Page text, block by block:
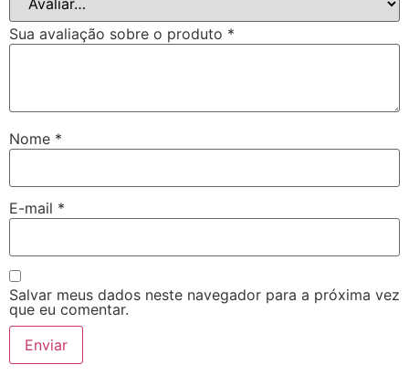
Sua avaliação sobre o produto *
Nome *
E-mail *
Salvar meus dados neste navegador para a próxima vez
que eu comentar.